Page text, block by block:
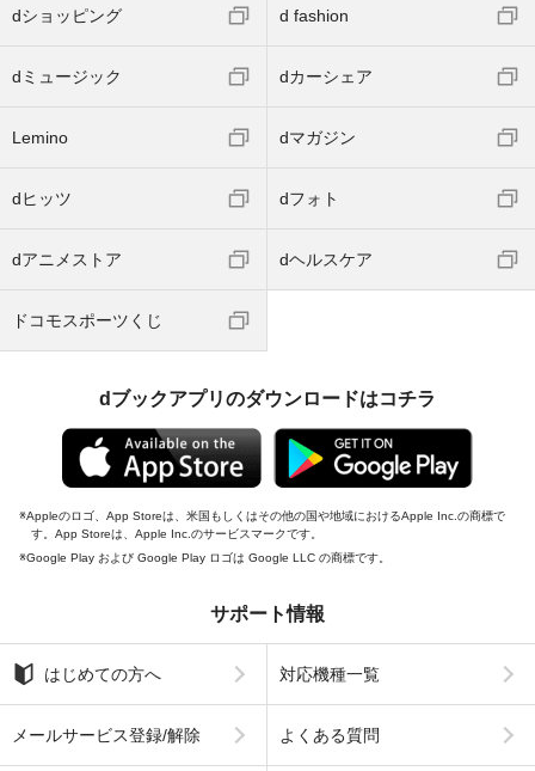
dショッピング d fashion
dミュージック dカーシェア
Lemino dマガジン
dヒッツ dフォト
dアニメストア dヘルスケア
ドコモスポーツくじ
dブックアプリのダウンロードはコチラ
Appleのロゴ、App Storeは、米国もしくはその他の国や地域におけるApple Inc.の商標で
す。App Storeは、Apple Inc.のサービスマークです。
Google Play および Google Play ロゴは Google LLC の商標です。
サポート情報
はじめての方へ 対応機種一覧
メールサービス登録/解除 よくある質問